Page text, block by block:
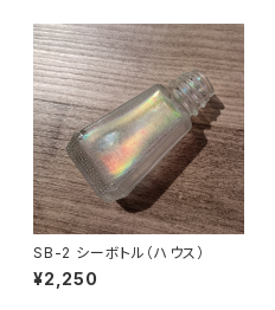
SB-2 シーボトル（ハウス）
¥2,250